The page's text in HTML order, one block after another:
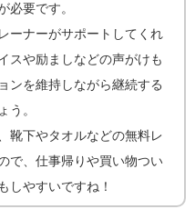
必要です。
ーナーがサポートしてくれ
スや励ましなどの声がけも
ンを維持しながら継続する
う。
靴下やタオルなどの無料レ
で、仕事帰りや買い物つい
しやすいですね！